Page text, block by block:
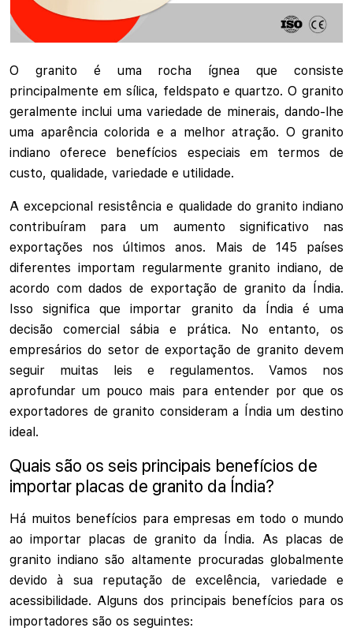
O granito é uma rocha ígnea que consiste
principalmente em sílica, feldspato e quartzo. O granito
geralmente inclui uma variedade de minerais, dando-lhe
uma aparência colorida e a melhor atração. O granito
indiano oferece benefícios especiais em termos de
custo, qualidade, variedade e utilidade.
A excepcional resistência e qualidade do granito indiano
contribuíram para um aumento significativo nas
exportações nos últimos anos. Mais de 145 países
diferentes importam regularmente granito indiano, de
acordo com dados de exportação de granito da Índia.
Isso significa que importar granito da Índia é uma
decisão comercial sábia e prática. No entanto, os
empresários do setor de exportação de granito devem
seguir muitas leis e regulamentos. Vamos nos
aprofundar um pouco mais para entender por que os
exportadores de granito consideram a Índia um destino
ideal.
Quais são os seis principais benefícios de
importar placas de granito da Índia?
Há muitos benefícios para empresas em todo o mundo
ao importar placas de granito da Índia. As placas de
granito indiano são altamente procuradas globalmente
devido à sua reputação de excelência, variedade e
acessibilidade. Alguns dos principais benefícios para os
importadores são os seguintes: